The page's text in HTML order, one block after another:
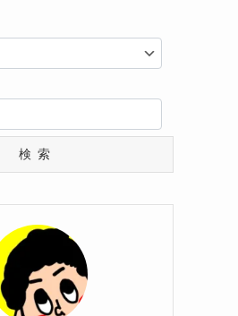
検索